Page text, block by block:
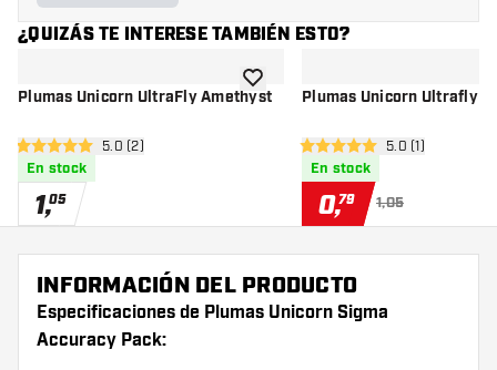
¿QUIZÁS TE INTERESE TAMBIÉN ESTO?
Plumas Unicorn UltraFly Amethyst
abrir panel de reseñas
5 estrellas de puntuación
5.0 (2)
En stock
1,05
añadir a la lista de deseos
Plumas Unicorn Ultrafly
abrir panel de
5 estrellas de puntuación
5.0 (1)
En stock
0,79 1,05
INFORMACIÓN DEL PRODUCTO
Especificaciones de Plumas Unicorn Sigma
Accuracy Pack: